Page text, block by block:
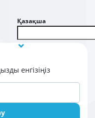
Қазақша
енгізіңіз